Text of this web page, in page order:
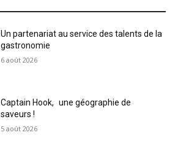
Un partenariat au service des talents de la
gastronomie
6 août 2026
Captain Hook, une géographie de
saveurs !
5 août 2026